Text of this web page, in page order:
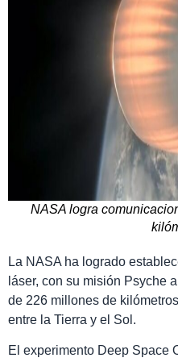
NASA logra
La NASA ha logrado
láser, con su misión Psyche
de 226 millones de
entre la Tierra y el Sol.
El experimento Deep Space